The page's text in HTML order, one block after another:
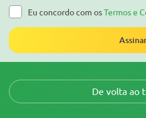
Eu concordo com osTermos e
De volta ao